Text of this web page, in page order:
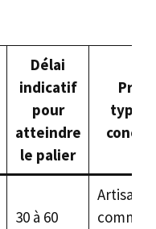
Délai
indicatif
pour
atteindre
le palier
Profil
30 à 60
Artisan,